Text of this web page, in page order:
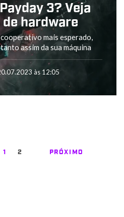
3? Veja
hardware
mais esperado,
assim da sua máquina
às 12:05
1 2 PRÓXIMO